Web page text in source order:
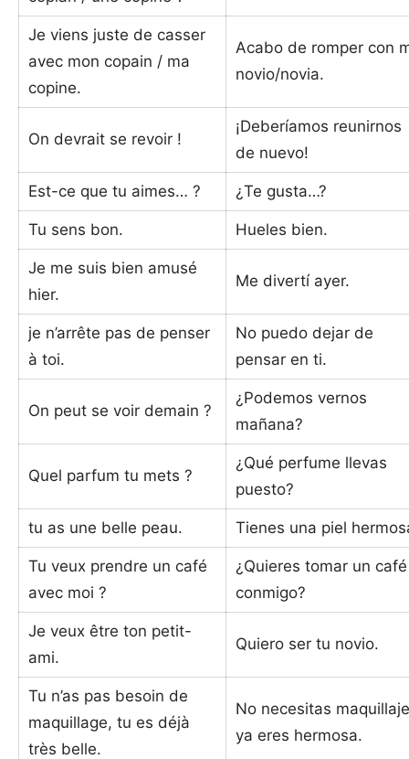
Je viens juste de casser
avec mon copain / ma
copine.
Acabo de romper con
novio/novia.
On devrait se revoir !
¡Deberíamos reunirnos
de nuevo!
Est-ce que tu aimes… ? ¿Te gusta…?
Tu sens bon. Hueles bien.
Je me suis bien amusé
hier.
Me divertí ayer.
je n’arrête pas de penser
à toi.
No puedo dejar de
pensar en ti.
On peut se voir demain ?
¿Podemos vernos
mañana?
Quel parfum tu mets ?
¿Qué perfume llevas
puesto?
tu as une belle peau. Tienes una piel
Tu veux prendre un café
avec moi ?
¿Quieres tomar un café
conmigo?
Je veux être ton petit-
ami.
Quiero ser tu novio.
Tu n’as pas besoin de
maquillage, tu es déjà
très belle.
No necesitas
ya eres hermosa.